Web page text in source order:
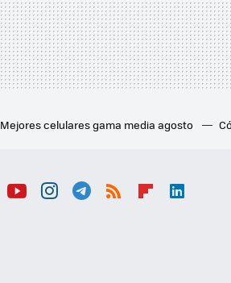
Mejores celulares gama media agosto